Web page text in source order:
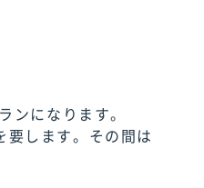
になります。
します。その間は